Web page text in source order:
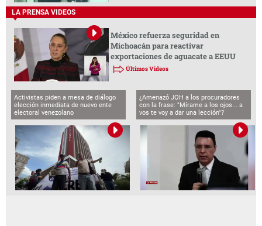
LA PRENSA VIDEOS
México refuerza seguridad en
Michoacán para reactivar
exportaciones de aguacate a EEUU
Últimos Videos
Activistas piden a mesa de diálogo
elección inmediata de nuevo ente
electoral venezolano
¿Amenazó JOH a los procuradores
con la frase: "Mírame a los ojos... a
vos te voy a dar una lección"?